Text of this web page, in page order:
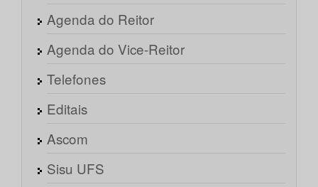
Agenda do Reitor
Agenda do Vice-Reitor
Telefones
Editais
Ascom
Sisu UFS